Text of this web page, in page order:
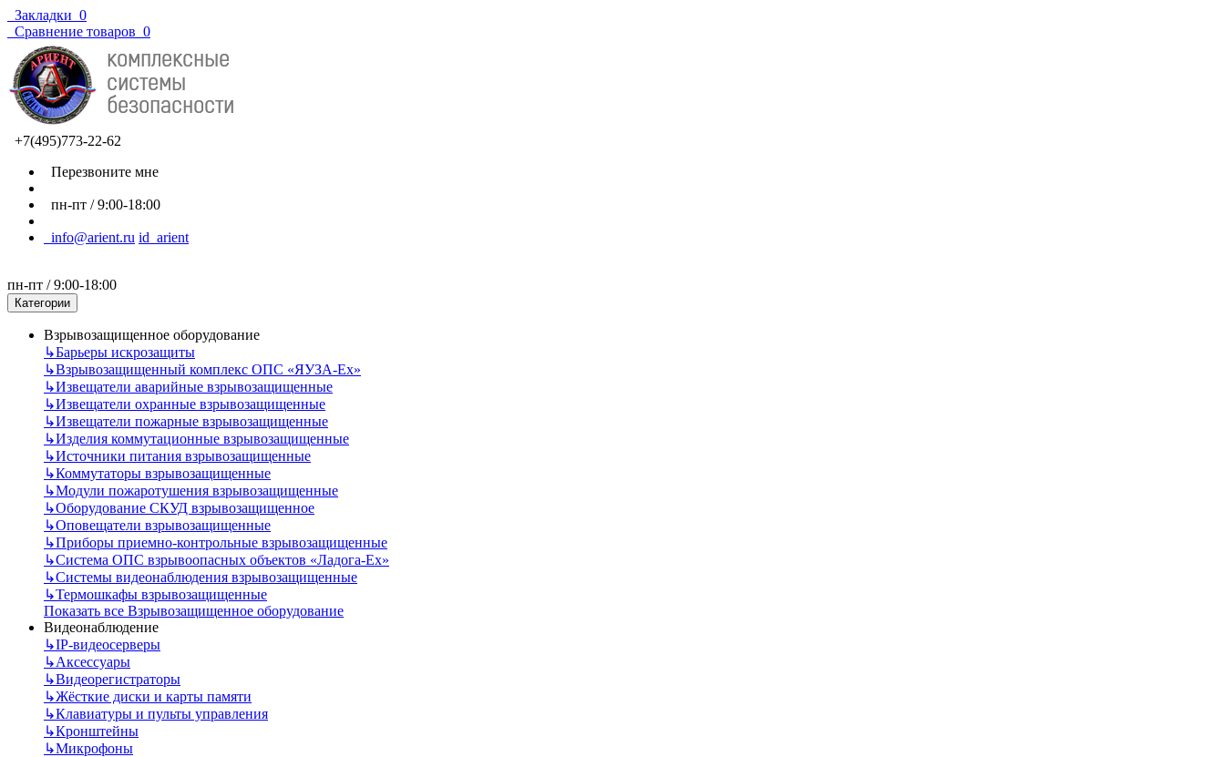
Закладки 0
Сравнение товаров 0
+7(495)773-22-62
Перезвоните мне
пн-пт / 9:00-18:00
info@arient.ru id_arient
пн-пт / 9:00-18:00
Категории
Взрывозащищенное оборудование
↳Барьеры искрозащиты
↳Взрывозащищенный комплекс ОПС «ЯУЗА-Ех»
↳Извещатели аварийные взрывозащищенные
↳Извещатели охранные взрывозащищенные
↳Извещатели пожарные взрывозащищенные
↳Изделия коммутационные взрывозащищенные
↳Источники питания взрывозащищенные
↳Коммутаторы взрывозащищенные
↳Модули пожаротушения взрывозащищенные
↳Оборудование СКУД взрывозащищенное
↳Оповещатели взрывозащищенные
↳Приборы приемно-контрольные взрывозащищенные
↳Система ОПС взрывоопасных объектов «Ладога-Ex»
↳Системы видеонаблюдения взрывозащищенные
↳Термошкафы взрывозащищенные
Показать все Взрывозащищенное оборудование
Видеонаблюдение
↳IP-видеосерверы
↳Аксессуары
↳Видеорегистраторы
↳Жёсткие диски и карты памяти
↳Клавиатуры и пульты управления
↳Кронштейны
↳Микрофоны